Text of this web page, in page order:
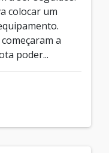
colocar um
a
poder...